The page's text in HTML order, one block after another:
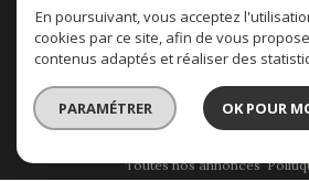
© 2026 | Tous droits réservés |
Toutes nos annonces
En poursuivant, vous acceptez
cookies par ce site, afin de vous
contenus adaptés et réaliser des
PARAMÉTRER OK POUR